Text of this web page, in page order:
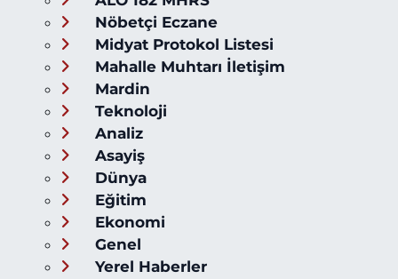
Nöbetçi Eczane
Midyat Protokol Listesi
Mahalle Muhtarı İletişim
Mardin
Teknoloji
Analiz
Asayiş
Dünya
Eğitim
Ekonomi
Genel
Yerel Haberler